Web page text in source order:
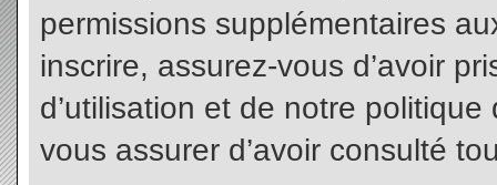
permissions supplémentaires
inscrire, assurez-vous d’avoir
d’utilisation et de notre
vous assurer d’avoir consulté